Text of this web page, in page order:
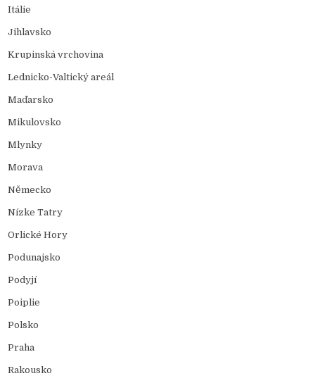
Itálie
Jihlavsko
Krupinská vrchovina
Lednicko-Valtický areál
Maďarsko
Mikulovsko
Mlynky
Morava
Německo
Nízke Tatry
Orlické Hory
Podunajsko
Podyjí
Poiplie
Polsko
Praha
Rakousko